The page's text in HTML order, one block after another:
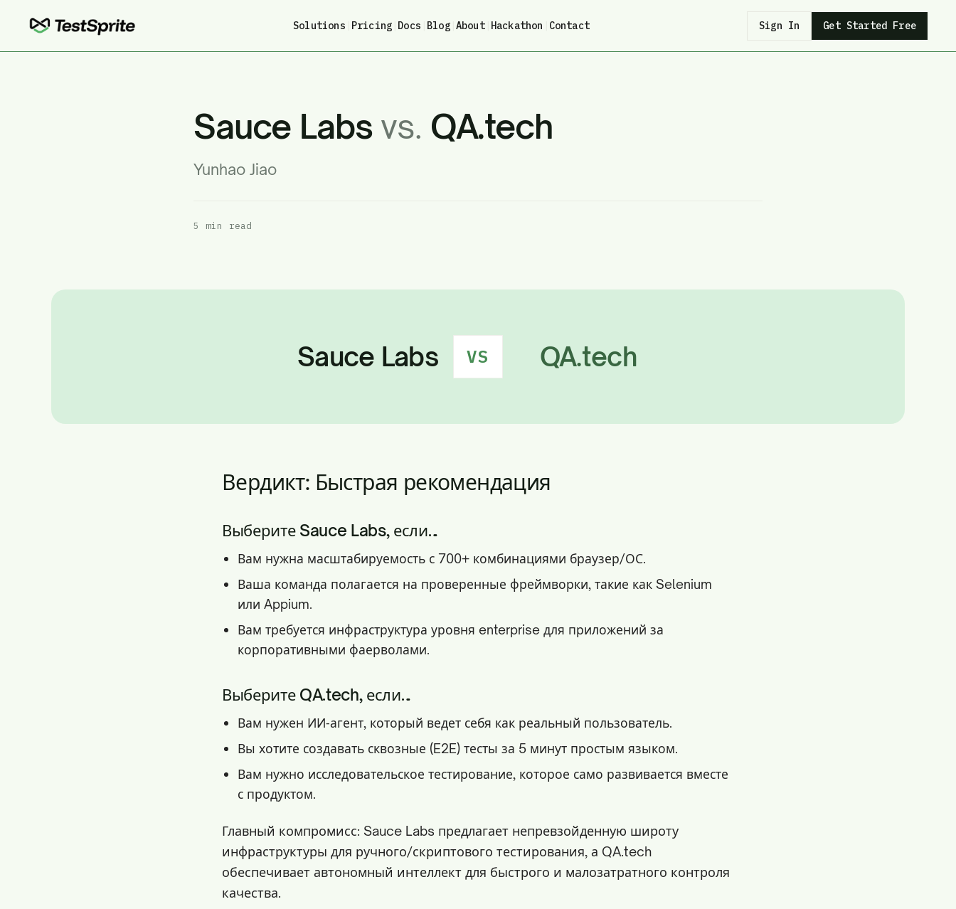
Solutions Pricing Docs Blog| About| Hackathon Contact Sign In Get Started Free
Sauce Labs vs. QA.tech
Yunhao Jiao
5 min read
Sauce Labs VS QA.tech
Вердикт: Быстрая рекомендация
Выберите Sauce Labs, если…
Вам нужна масштабируемость с 700+ комбинациями браузер/ОС.
Ваша команда полагается на проверенные фреймворки, такие как Selenium
или Appium.
Вам требуется инфраструктура уровня enterprise для приложений за
корпоративными фаерволами.
Выберите QA.tech, если…
Вам нужен ИИ‑агент, который ведет себя как реальный пользователь.
Вы хотите создавать сквозные (E2E) тесты за 5 минут простым языком.
Вам нужно исследовательское тестирование, которое само развивается вместе
с продуктом.
Главный компромисс: Sauce Labs предлагает непревзойденную широту
инфраструктуры для ручного/скриптового тестирования, а QA.tech
обеспечивает автономный интеллект для быстрого и малозатратного контроля
качества.